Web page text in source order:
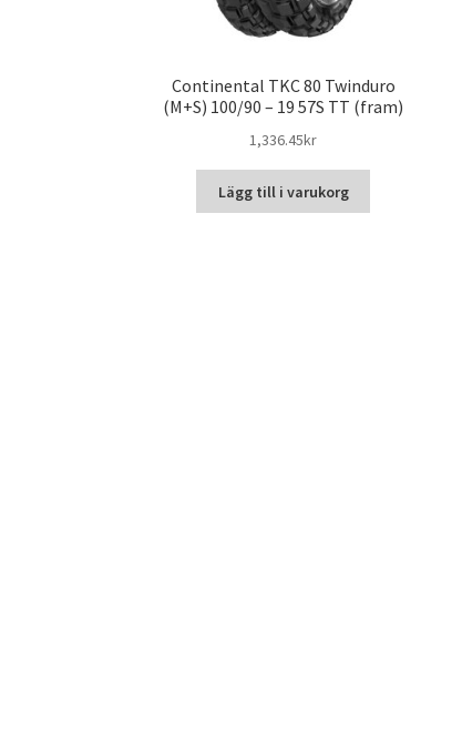
Continental TKC 80 Twinduro
(M+S) 100/90 – 19 57S TT (fram)
1,336.45kr
Lägg till i varukorg